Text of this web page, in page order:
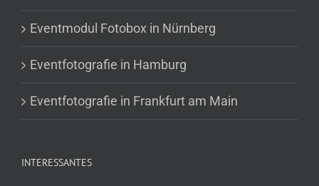
Eventmodul Fotobox in Nürnberg
Eventfotografie in Hamburg
Eventfotografie in Frankfurt am Main
INTERESSANTES